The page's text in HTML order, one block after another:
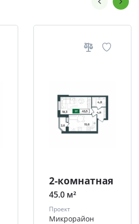
2-комнатная
45.0 м²
Проект
Микрорайон